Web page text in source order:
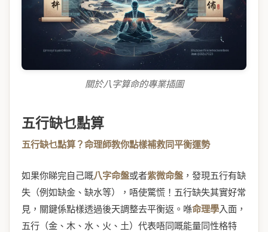
關於八字算命的專業插圖
五行缺乜點算
五行缺乜點算？命理師教你點樣補救同平衡運勢
如果你睇完自己嘅八字命盤或者紫微命盤 ，發現五行有缺
失（例如缺金、缺水等），唔使驚慌！五行缺失其實好常
見，關鍵係點樣透過後天調整去平衡返。喺命理學入面，
五行（金、木、水、火、土）代表唔同嘅能量同性格特